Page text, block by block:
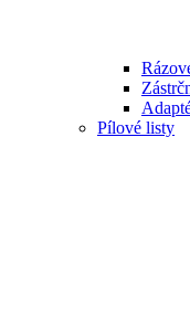
Pílové listy